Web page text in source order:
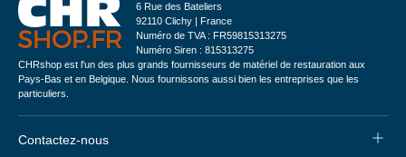
6 Rue des Bateliers
92110 Clichy | France
Numéro de TVA : FR59815313275
Numéro Siren : 815313275
CHRshop est l'un des plus grands fournisseurs de matériel de restauration aux
Pays-Bas et en Belgique. Nous fournissons aussi bien les entreprises que les
particuliers.
Contactez-nous